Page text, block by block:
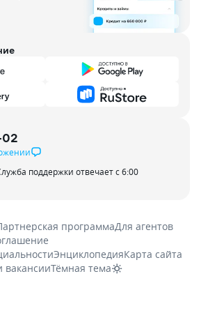
поддержки отвечает с 6:00
программаДля агентов
ЭнциклопедияКарта сайта
вакансииТёмная тема